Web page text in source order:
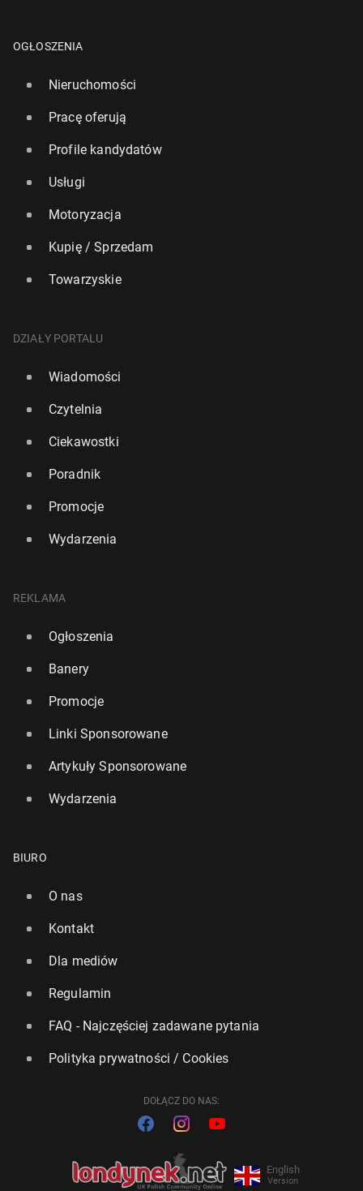
OGŁOSZENIA
Nieruchomości
Pracę oferują
Profile kandydatów
Usługi
Motoryzacja
Kupię / Sprzedam
Towarzyskie
DZIAŁY PORTALU
Wiadomości
Czytelnia
Ciekawostki
Poradnik
Promocje
Wydarzenia
REKLAMA
Ogłoszenia
Banery
Promocje
Linki Sponsorowane
Artykuły Sponsorowane
Wydarzenia
BIURO
O nas
Kontakt
Dla mediów
Regulamin
FAQ - Najczęściej zadawane pytania
Polityka prywatności / Cookies
DOŁĄCZ DO NAS:
English
Version